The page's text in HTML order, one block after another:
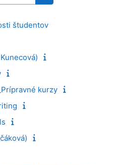
Vyhľadať kurzy
študentov
kurzy